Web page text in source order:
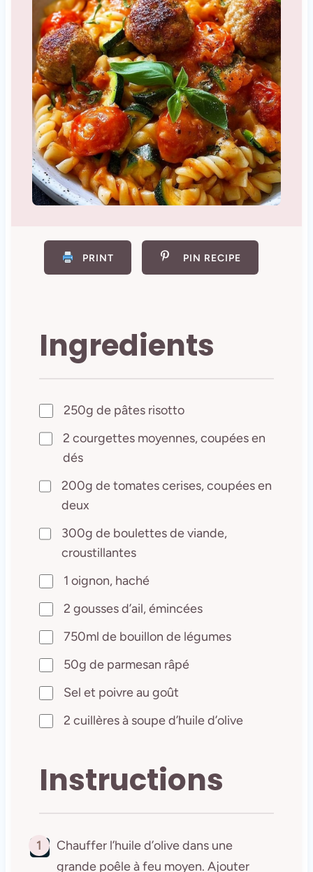
PRINT PIN RECIPE
Ingredients
250g de pâtes risotto
2 courgettes moyennes, coupées en
dés
200g de tomates cerises, coupées en
deux
300g de boulettes de viande,
croustillantes
1 oignon, haché
2 gousses d’ail, émincées
750ml de bouillon de légumes
50g de parmesan râpé
Sel et poivre au goût
2 cuillères à soupe d’huile d’olive
Instructions
1
Chauffer l’huile d’olive dans une
grande poêle à feu moyen. Ajouter